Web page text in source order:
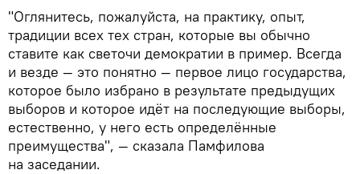
"Оглянитесь, пожалуйста, на практику, опыт,
традиции всех тех стран, которые вы обычно
ставите как светочи демократии в пример. Всегда
и везде — это понятно — первое лицо государства,
которое было избрано в результате предыдущих
выборов и которое идёт на последующие выборы,
естественно, у него есть определённые
преимущества", — сказала Памфилова
на заседании.